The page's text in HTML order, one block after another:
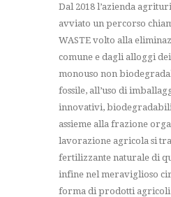
Dal 2018 l’azienda
avviato un percorso
WASTE volto alla
comune e dagli alloggi
monouso non
fossile, all’uso di
innovativi,
assieme alla frazione
lavorazione agricola si
fertilizzante naturale di
infine nel meraviglioso
forma di prodotti agricoli